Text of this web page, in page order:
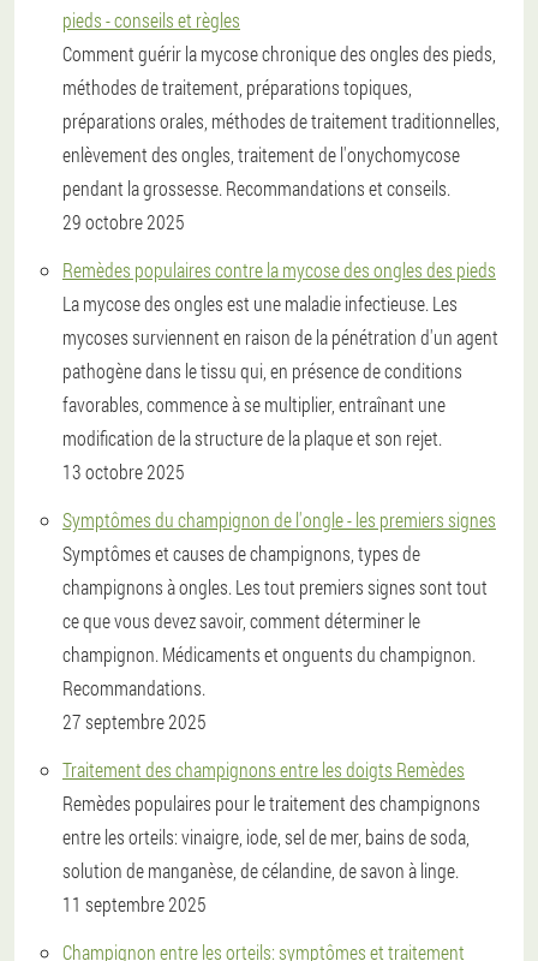
pieds - conseils et règles
Comment guérir la mycose chronique des ongles des pieds,
méthodes de traitement, préparations topiques,
préparations orales, méthodes de traitement traditionnelles,
enlèvement des ongles, traitement de l'onychomycose
pendant la grossesse. Recommandations et conseils.
29 octobre 2025
Remèdes populaires contre la mycose des ongles des pieds
La mycose des ongles est une maladie infectieuse. Les
mycoses surviennent en raison de la pénétration d'un agent
pathogène dans le tissu qui, en présence de conditions
favorables, commence à se multiplier, entraînant une
modification de la structure de la plaque et son rejet.
13 octobre 2025
Symptômes du champignon de l'ongle - les premiers signes
Symptômes et causes de champignons, types de
champignons à ongles. Les tout premiers signes sont tout
ce que vous devez savoir, comment déterminer le
champignon. Médicaments et onguents du champignon.
Recommandations.
27 septembre 2025
Traitement des champignons entre les doigts Remèdes
Remèdes populaires pour le traitement des champignons
entre les orteils: vinaigre, iode, sel de mer, bains de soda,
solution de manganèse, de célandine, de savon à linge.
11 septembre 2025
Champignon entre les orteils: symptômes et traitement